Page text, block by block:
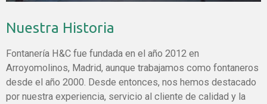
Nuestra Historia
Fontanería H&C fue fundada en el año 2012 en
Arroyomolinos, Madrid, aunque trabajamos como fontaneros
desde el año 2000. Desde entonces, nos hemos destacado
por nuestra experiencia, servicio al cliente de calidad y la